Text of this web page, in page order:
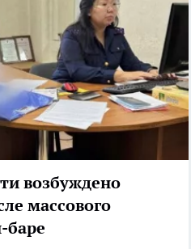
возбуждено
массового
баре